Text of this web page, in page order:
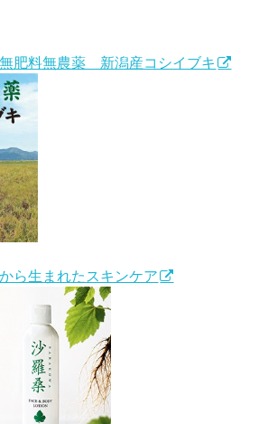
肥料無農薬 新潟産コシイブキ
ら生まれたスキンケア